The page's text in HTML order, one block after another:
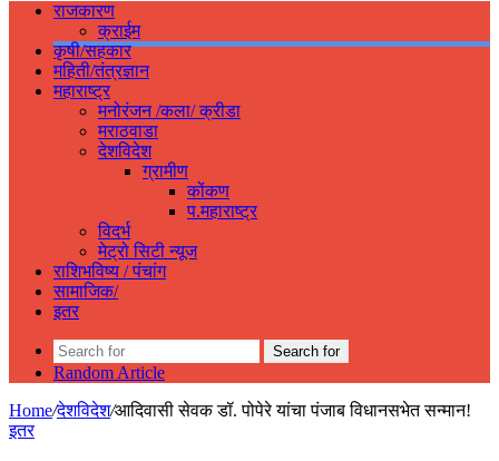
राजकारण
क्राईम
कृषी/सहकार
महिती/तंत्रज्ञान
महाराष्ट्र
मनोरंजन /कला/ क्रीडा
मराठवाडा
देशविदेश
ग्रामीण
कोंकण
प.महाराष्ट्र
विदर्भ
मेट्रो सिटी न्यूज
राशिभविष्य / पंचांग
सामाजिक/
इतर
Search for
Random Article
Home/देशविदेश/आदिवासी सेवक डॉ. पोपेरे यांचा पंजाब विधानसभेत सन्मान!
इतर